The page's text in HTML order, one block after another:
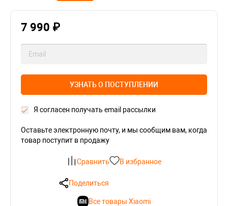
7 990 ₽
УЗНАТЬ О ПОСТУПЛЕНИИ
Я согласен получать email рассылки
Оставьте электронную почту, и мы сообщим вам, когда
товар поступит в продажу
Сравнить В избранное
Поделиться
Все товары Xiaomi